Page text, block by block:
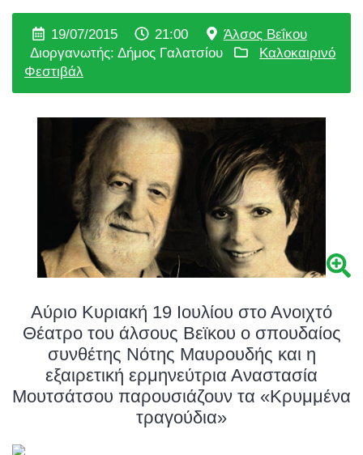
19/07/2015 21:00
Άλσος Βεΐκου
Διοργανωτής: Δήμος Γαλατσίου
Καλοκαιρινό
Φεστιβάλ
Αύριο Κυριακή 19 Ιουλίου στο Ανοιχτό
Θέατρο του άλσους Βεϊκου ο σπουδαίος
συνθέτης Νότης Μαυρουδής και η
εξαιρετική ερμηνεύτρια Αναστασία
Μουτσάτσου παρουσιάζουν τα «Κρυμμένα
τραγούδια»